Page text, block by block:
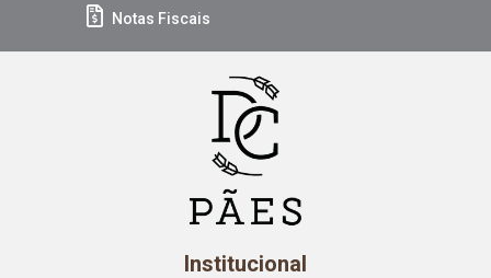
Notas Fiscais
Institucional